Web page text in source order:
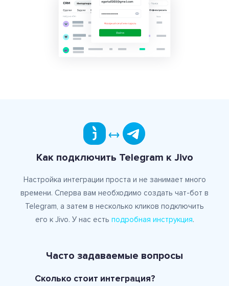
Как подключить Telegram к Jivo
Настройка интеграции проста и не занимает много
времени. Cперва вам необходимо создать чат-бот в
Telegram, а затем в несколько кликов подключить
его к Jivo. У нас есть подробная инструкция.
Часто задаваемые вопросы
Сколько стоит интеграция?